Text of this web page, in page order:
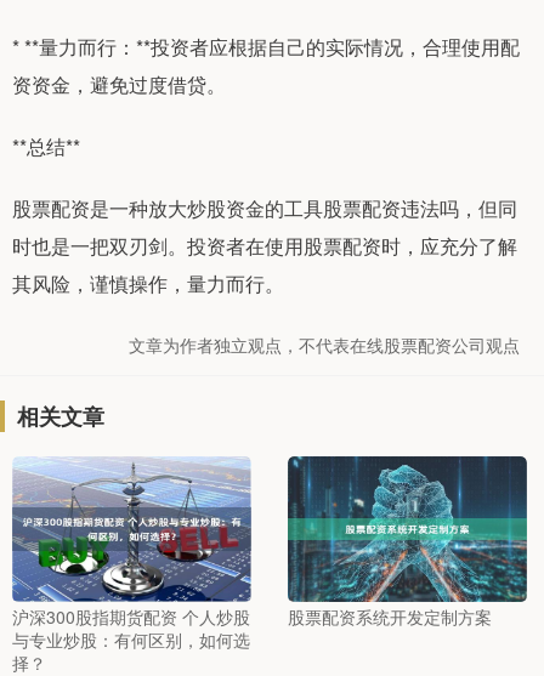
* **量力而行：**投资者应根据自己的实际情况，合理使用配
资资金，避免过度借贷。
**总结**
股票配资是一种放大炒股资金的工具股票配资违法吗，但同
时也是一把双刃剑。投资者在使用股票配资时，应充分了解
其风险，谨慎操作，量力而行。
文章为作者独立观点，不代表在线股票配资公司观点
相关文章
沪深300股指期货配资 个人炒股
与专业炒股：有何区别，如何选
择？
股票配资系统开发定制方案